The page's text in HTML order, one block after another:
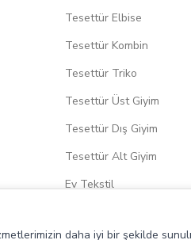
Tesettür Elbise
Tesettür Kombin
Tesettür Triko
Tesettür Üst Giyim
Tesettür Dış Giyim
Tesettür Alt Giyim
Ev Tekstil
daha iyi bir şekilde